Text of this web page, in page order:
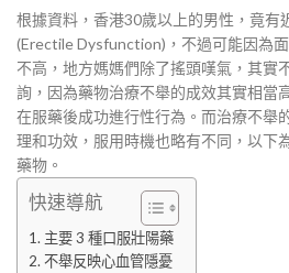
根據資料，香港30歲以上的男性，竟有
(Erectile Dysfunction)，不過可能因為
不高，地方媽媽們除了搖頭嘆氣，其實
詢，因為藥物治療不舉的成效其實相當
在服藥後成功進行性行為。而治療不舉
理和功效，服用時機也略有不同，以下
藥物。
快速導航
主要 3 種口服壯陽藥
不舉反映心血管隱憂